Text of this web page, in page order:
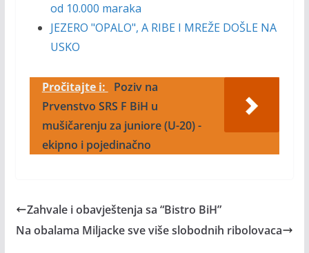
od 10.000 maraka
JEZERO "OPALO", A RIBE I MREŽE DOŠLE NA
USKO
Pročitajte i:
Poziv na
Prvenstvo SRS F BiH u
mušičarenju za juniore (U-20) -
ekipno i pojedinačno
Zahvale i obavještenja sa “Bistro BiH”
Na obalama Miljacke sve više slobodnih ribolovaca